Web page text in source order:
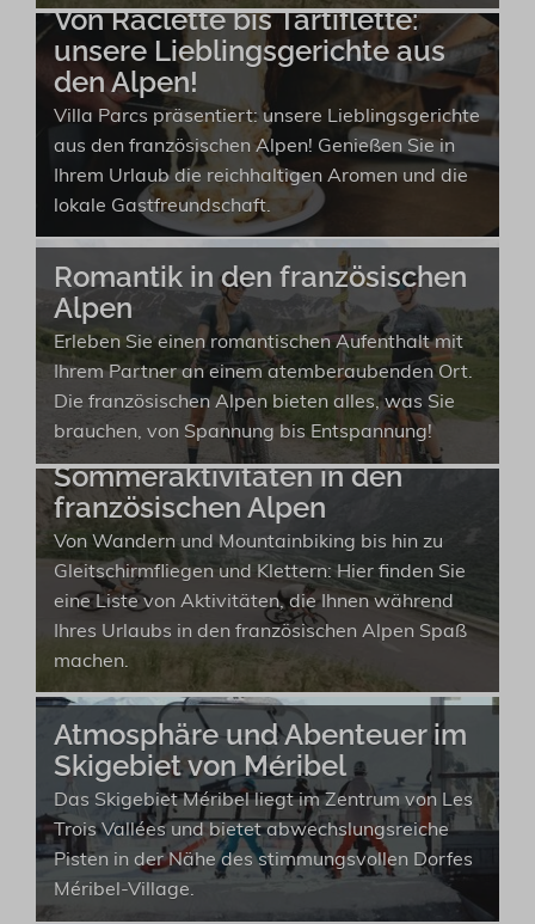
Von Raclette bis Tartiflette:
unsere Lieblingsgerichte aus
den Alpen!
Villa Parcs präsentiert: unsere Lieblingsgerichte
aus den französischen Alpen! Genießen Sie in
Ihrem Urlaub die reichhaltigen Aromen und die
lokale Gastfreundschaft.
Romantik in den französischen
Alpen
Erleben Sie einen romantischen Aufenthalt mit
Ihrem Partner an einem atemberaubenden Ort.
Die französischen Alpen bieten alles, was Sie
brauchen, von Spannung bis Entspannung!
Unsere Tipps:
Sommeraktivitäten in den
französischen Alpen
Von Wandern und Mountainbiking bis hin zu
Gleitschirmfliegen und Klettern: Hier finden Sie
eine Liste von Aktivitäten, die Ihnen während
Ihres Urlaubs in den französischen Alpen Spaß
machen.
Atmosphäre und Abenteuer im
Skigebiet von Méribel
Das Skigebiet Méribel liegt im Zentrum von Les
Trois Vallées und bietet abwechslungsreiche
Pisten in der Nähe des stimmungsvollen Dorfes
Méribel-Village.